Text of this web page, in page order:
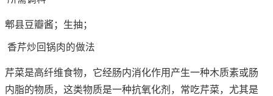
郫县豆瓣酱；生抽；
香芹炒回锅肉的做法
芹菜是高纤维食物，它经肠内消化作用产生一种木质素或肠
内脂的物质，这类物质是一种抗氧化剂，常吃芹菜，尤其是